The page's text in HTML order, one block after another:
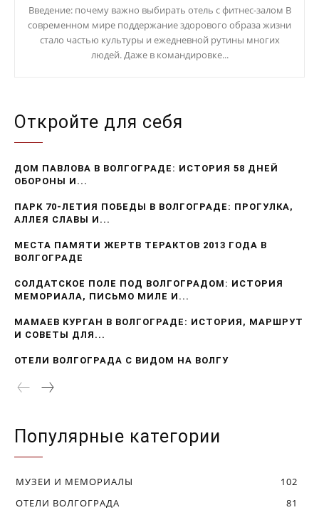
Введение: почему важно выбирать отель с фитнес-залом В
современном мире поддержание здорового образа жизни
стало частью культуры и ежедневной рутины многих
людей. Даже в командировке...
Откройте для себя
ДОМ ПАВЛОВА В ВОЛГОГРАДЕ: ИСТОРИЯ 58 ДНЕЙ
ОБОРОНЫ И...
ПАРК 70-ЛЕТИЯ ПОБЕДЫ В ВОЛГОГРАДЕ: ПРОГУЛКА,
АЛЛЕЯ СЛАВЫ И...
МЕСТА ПАМЯТИ ЖЕРТВ ТЕРАКТОВ 2013 ГОДА В
ВОЛГОГРАДЕ
СОЛДАТСКОЕ ПОЛЕ ПОД ВОЛГОГРАДОМ: ИСТОРИЯ
МЕМОРИАЛА, ПИСЬМО МИЛЕ И...
МАМАЕВ КУРГАН В ВОЛГОГРАДЕ: ИСТОРИЯ, МАРШРУТ
И СОВЕТЫ ДЛЯ...
ОТЕЛИ ВОЛГОГРАДА С ВИДОМ НА ВОЛГУ
Популярные категории
МУЗЕИ И МЕМОРИАЛЫ
102
ОТЕЛИ ВОЛГОГРАДА
81